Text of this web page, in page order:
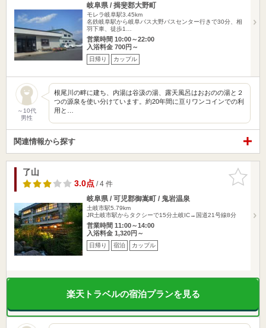
岐阜県 / 揖斐郡大野町
モレラ岐阜駅3.45km
名鉄岐阜駅から岐阜バス大野バスセンター行きで30分、相
羽下車、徒歩1…
営業時間 10:00～22:00
入浴料金 700円～
日帰り カップル
～10代
男性
根尾川の畔に建ち、内湯は谷汲の湯、露天風呂はおおのの湯と２
つの源泉を使い分けています。約20年間に亘りワンコインでの利
用と…
関連情報から探す
お気に入
りに追加
了山
3.0点/ 4 件
岐阜県 / 可児郡御嵩町 / 鬼岩温泉
土岐市駅5.79km
JR土岐市駅からタクシーで15分土岐IC→国道21号線8分
営業時間 11:00～14:00
入浴料金 1,320円～
日帰り 宿泊 カップル
楽天トラベルの宿泊プランを見る